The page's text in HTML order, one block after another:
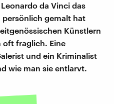
da Vinci das
persönlich gemalt hat
Künstlern
oft fraglich. Eine
und ein Kriminalist
wie man sie entlarvt.